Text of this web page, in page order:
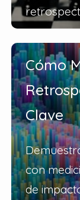
Cómo
Clave
con
de